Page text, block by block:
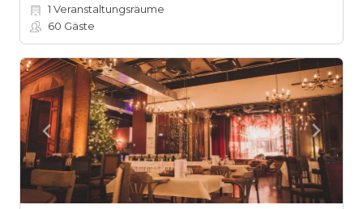
1 Veranstaltungsräume
60 Gäste